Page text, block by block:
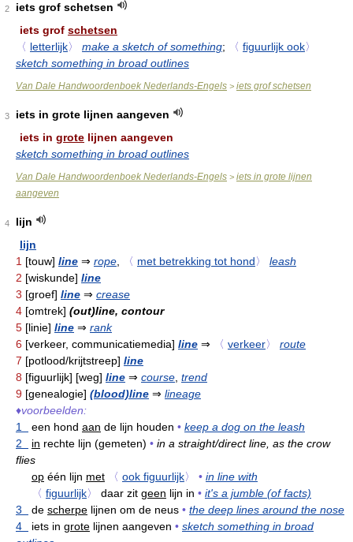
2
iets grof schetsen
iets grof schetsen
〈 letterlijk〉 make a sketch of something; 〈 figuurlijk ook〉
sketch something in broad outlines
Van Dale Handwoordenboek Nederlands-Engels > iets grof schetsen
3
iets in grote lijnen aangeven
iets in grote lijnen aangeven
sketch something in broad outlines
Van Dale Handwoordenboek Nederlands-Engels > iets in grote lijnen
aangeven
4
lijn
lijn
1 [touw] line ⇒ rope 〈 met betrekking tot hond〉
leash
2 [wiskunde] line
3 [groef] line ⇒ crease
4 [omtrek] (out)line, contour
5 [linie] line ⇒ rank
6 [verkeer, communicatiemedia] line ⇒ 〈 verkeer〉
route
7 [potlood/krijtstreep] line
8 [figuurlijk] [weg] line ⇒ course trend
9 [genealogie] (blood)line ⇒ lineage
♦voorbeelden:
1
een hond aan de lijn houden • keep a dog on the leash
2
in rechte lijn (gemeten) • in a straight/direct line, as the crow
flies
op één lijn met 〈 ook figuurlijk〉 • in line with
〈 figuurlijk〉 daar zit geen lijn in • it's a jumble (of facts)
3
de scherpe lijnen om de neus • the deep lines around the nose
4
iets in grote lijnen aangeven • sketch something in broad